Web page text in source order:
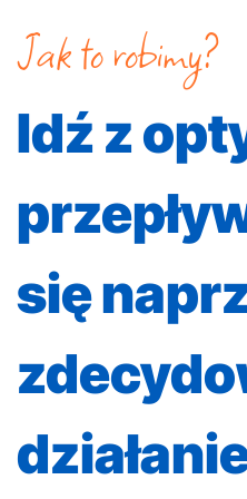
Jak to robimy?
Idź z
się